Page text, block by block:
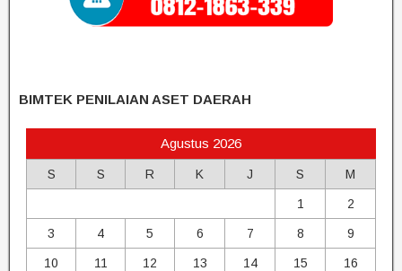
BIMTEK PENILAIAN ASET DAERAH
Agustus 2026
S S R K J S M
1 2
3 4 5 6 7 8 9
10 11 12 13 14 15 16